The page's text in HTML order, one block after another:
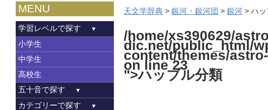
MENU
学習レベルで探す
小学生
中学生
高校生
五十音で探す
カテゴリーで探す
天文学辞典 > 銀河・銀河団 > 銀河 > ハ
/home/xs390629/
dic.net/public_html/
content/themes/
on line23
">ハッブル分類